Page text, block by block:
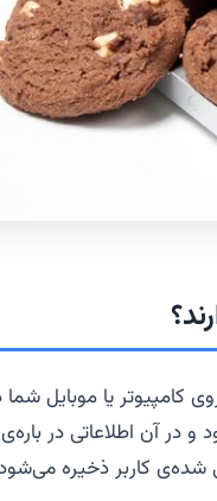
کامپیوتر یا موبایل
در آن اطلاعاتی در
کاربر ذخیره